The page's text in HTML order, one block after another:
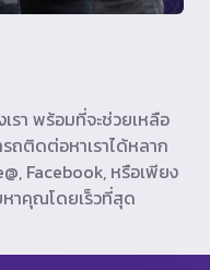
รา พร้อมที่จะช่วยเหลือ
ถติดต่อหาเราได้หลาก
Facebook, หรือเพียง
าคุณโดยเร็วที่สุด